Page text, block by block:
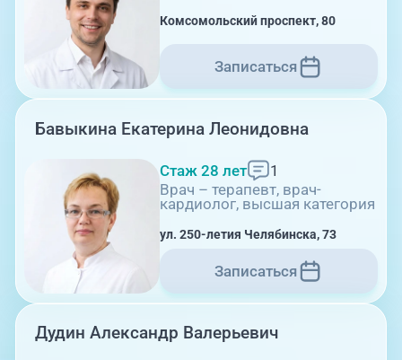
08:00-21:00
08:00-21:00
г. Копейск: пр-т Славы, 7
Комсомольский проспект, 80
Записаться
Бавыкина Екатерина Леонидовна
Стаж 28 лет
1
Врач – терапевт, врач-
кардиолог, высшая категория
ул. 250-летия Челябинска, 73
Записаться
Дудин Александр Валерьевич